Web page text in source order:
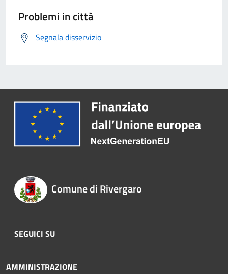
Problemi in città
Segnala disservizio
Comune di Rivergaro
SEGUICI SU
AMMINISTRAZIONE